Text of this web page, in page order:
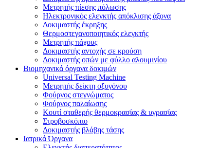
Μετρητής πίεσης πόλωσης
Ηλεκτρονικός ελεγκτής απόκλισης άξονα
Δοκιμαστής έκρηξης
Θερμοστεγανοποιητικός ελεγκτής
Μετρητής πάχους
Δοκιμαστής αντοχής σε κρούση
Δοκιμαστής οπών με φύλλο αλουμινίου
Βιομηχανικά όργανα δοκιμών
Universal Testing Machine
Μετρητής δείκτη οξυγόνου
Φούρνος στεγνώματος
Φούρνος παλαίωσης
Κουτί σταθερής θερμοκρασίας & υγρασίας
Στροβοσκόπιο
Δοκιμαστής βλάβης τάσης
Ιατρικά Όργανα